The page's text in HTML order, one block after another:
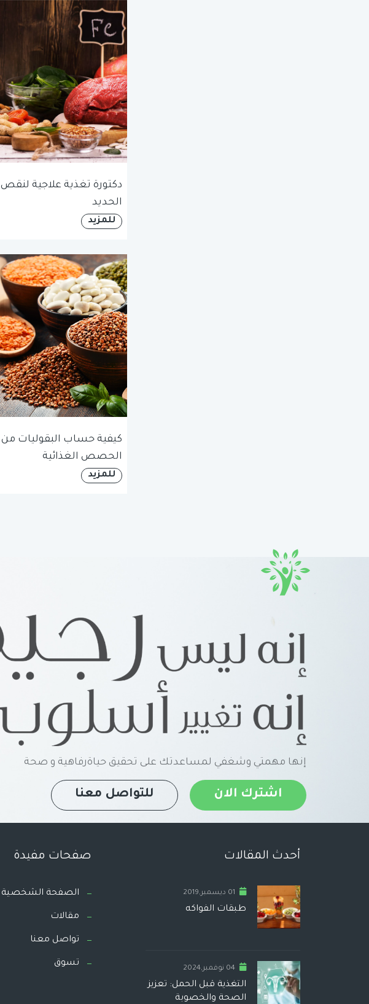
دكتورة تغذية علاجية لنقص
الحديد
للمزيد
كيفية حساب البقوليات من
الحصص الغذائية
للمزيد
إنها مهمتي وشغفي لمساعدتك على تحقيق حياةرفاهية و صحة
اشترك الان للتواصل معنا
أحدث المقالات
01 ديسمبر,2019
طبقات الفواكه
04 نوفمبر,2024
التغذية قبل الحمل: تعزيز
الصحة والخصوبة
صفحات مفيدة
الصفحة الشخصية
مقالات
تواصل معنا
تسوق